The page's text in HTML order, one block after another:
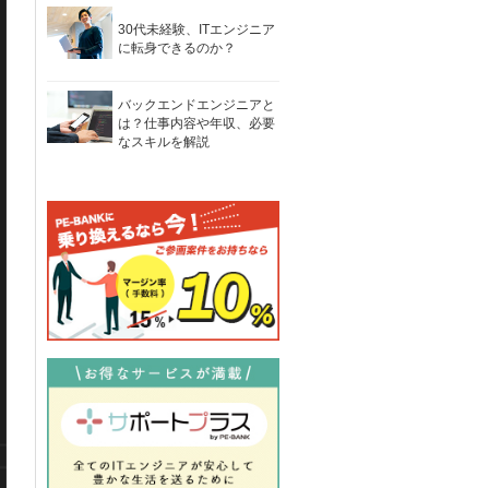
30代未経験、ITエンジニア
に転身できるのか？
バックエンドエンジニアと
は？仕事内容や年収、必要
なスキルを解説